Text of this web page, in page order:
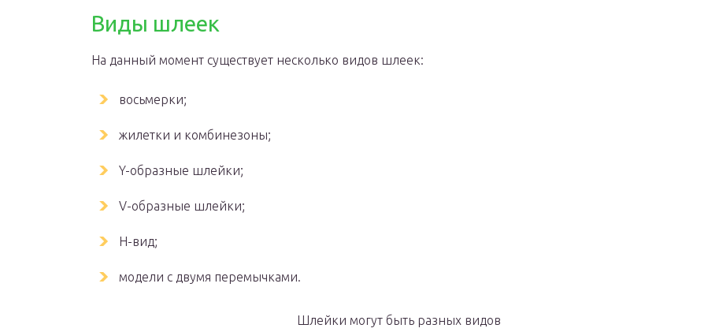
Виды шлеек
На данный момент существует несколько видов шлеек:
восьмерки;
жилетки и комбинезоны;
Y-образные шлейки;
V-образные шлейки;
Н-вид;
модели с двумя перемычками.
Шлейки могут быть разных видов